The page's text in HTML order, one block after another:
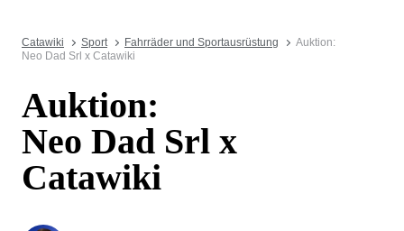
Catawiki Sport Fahrräder und Sportausrüstung
Auktion:
Neo Dad Srl x Catawiki
Auktion:
Neo Dad Srl x
Catawiki